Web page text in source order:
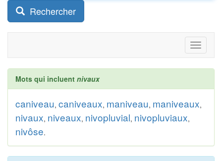
Rechercher
Toggle
Mots qui incluent nivaux
caniveau, caniveaux, maniveau, maniveaux,
nivaux, niveaux, nivopluvial, nivopluviaux,
nivôse.